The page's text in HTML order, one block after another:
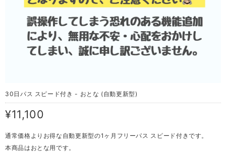
30日パス スピード付き - おとな (自動更新型)
¥11,100
通常価格よりお得な自動更新型の1ヶ月フリーパス スピード付きです。
本商品はおとな用です。